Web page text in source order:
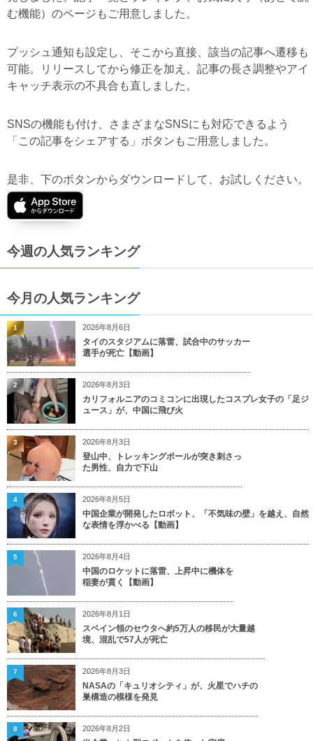
む機能）のページもご用意しました。
プッシュ通知も設定し、そこから直接、該当の記事へ遷移も
可能。リリースしてから修正を加え、記事の長さ調整やアイ
キャッチ表示の不具合も直しました。
SNSの機能も付け、さまざまなSNSにも対応できるよう
「この記事をシェアする」ボタンもご用意しました。
是非、下のボタンからダウンロードして、お試しください。
今週の人気ランキング
今月の人気ランキング
2026年8月6日
タイのスタジアムに落雷、試合中のサッカー
選手が死亡【動画】
1
2026年8月3日
カリフォルニアのコミコンに出現したコスプレ女子の「足ジ
ュース」が、中国に飛び火
2
2026年8月3日
登山中、トレッキングポールが突き刺さっ
た男性、自力で下山
3
2026年8月5日
中国企業が開発したロボット、「不気味の壁」を越え、自然
な表情を浮かべる【動画】
4
2026年8月4日
中国のロケットに落雷、上昇中に機体を
稲妻が貫く【動画】
5
2026年8月1日
スペイン領のセウタへ約5万人の移民が大量越
境、混乱で57人が死亡
6
2026年8月3日
NASAの「キュリオシティ」が、火星でハチの
巣構造の模様を発見
7
2026年8月2日
8